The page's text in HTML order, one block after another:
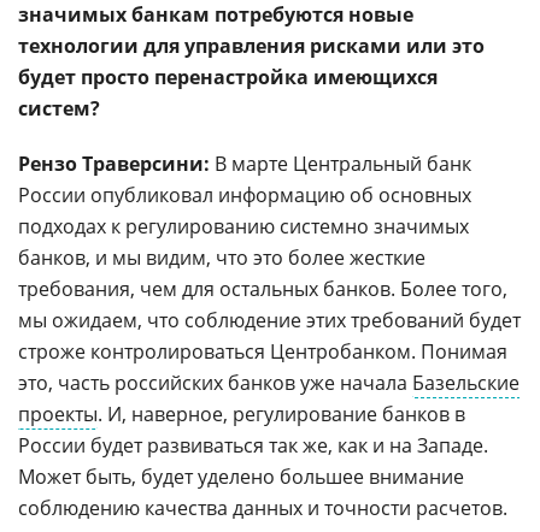
значимых банкам потребуются новые
технологии для управления рисками или это
будет просто перенастройка имеющихся
систем?
Рензо Траверсини: В марте Центральный банк
России опубликовал информацию об основных
подходах к регулированию системно значимых
банков, и мы видим, что это более жесткие
требования, чем для остальных банков. Более того,
мы ожидаем, что соблюдение этих требований будет
строже контролироваться Центробанком. Понимая
это, часть российских банков уже начала Базельские
проекты. И, наверное, регулирование банков в
России будет развиваться так же, как и на Западе.
Может быть, будет уделено большее внимание
соблюдению качества данных и точности расчетов.